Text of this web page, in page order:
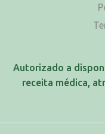
Autorizado a
receita médica,